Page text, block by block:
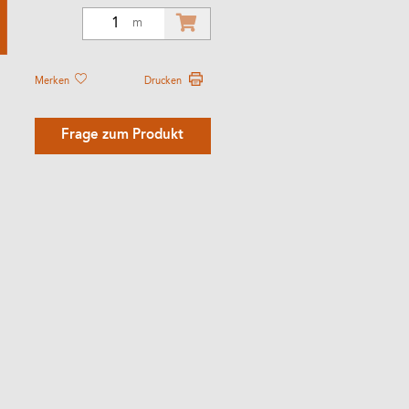
m
Merken Drucken
Frage zum Produkt